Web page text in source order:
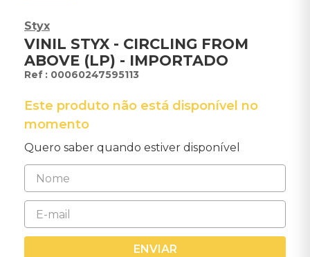
Styx
VINIL STYX - CIRCLING FROM
ABOVE (LP) - IMPORTADO
: 00060247595113
Este produto não está disponível no
momento
Quero saber quando estiver disponível
ENVIAR